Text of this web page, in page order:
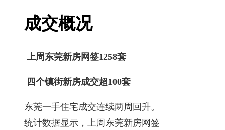
成交概况
上周东莞新房网签1258套
四个镇街新房成交超100套
东莞一手住宅成交连续两周回升。
统计数据显示，上周东莞新房网签